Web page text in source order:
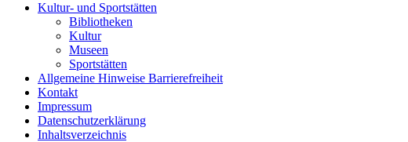
Kultur- und Sportstätten
Bibliotheken
Kultur
Museen
Sportstätten
Allgemeine Hinweise Barrierefreiheit
Kontakt
Impressum
Datenschutzerklärung
Inhaltsverzeichnis